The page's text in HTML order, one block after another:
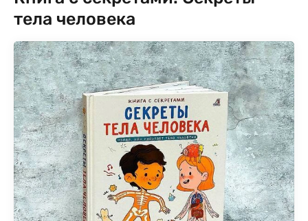
тела человека